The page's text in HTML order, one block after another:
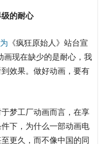
的耐心
《疯狂原始人》站台宣
画现在缺少的是耐心，我
效果。做好动画，要有
梦工厂动画而言，在享
下，为什么一部动画电
更久，而不像中国的同